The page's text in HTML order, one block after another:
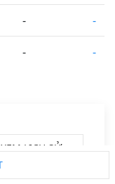
- -
- -
XEM LỊCH SỬ